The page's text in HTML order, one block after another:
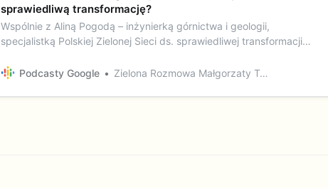
sprawiedliwą transformację?
Wspólnie z Aliną Pogodą – inżynierką górnictwa i geologii,
specjalistką Polskiej Zielonej Sieci ds. sprawiedliwej transformacji
transformacji energetycznej. Mówimy o tym, dlaczego tak ważne
Podcasty Google Zielona Rozmowa Małgorzaty Tracz